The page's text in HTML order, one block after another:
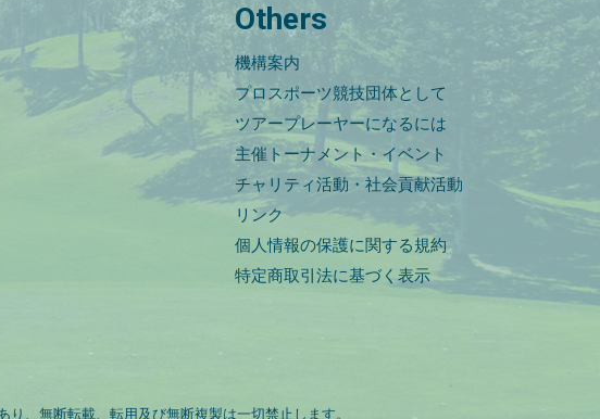
Others
機構案内
プロスポーツ競技団体として
ツアープレーヤーになるには
主催トーナメント・イベント
チャリティ活動・社会貢献活動
リンク
個人情報の保護に関する規約
特定商取引法に基づく表示
、無断転載、転用及び無断複製は一切禁止します。